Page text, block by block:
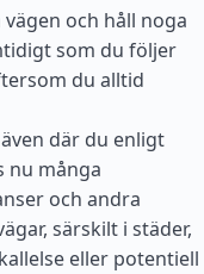
och håll noga
som du följer
du alltid
där du enligt
nu många
och andra
särskilt i städer,
eller potentiell